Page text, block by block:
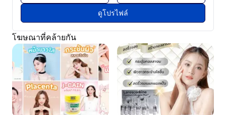
ดูโปรไฟล์
โฆษณาที่คล้ายกัน